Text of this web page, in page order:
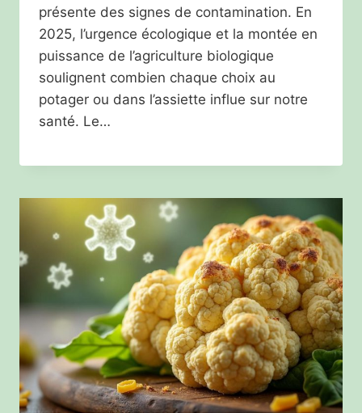
présente des signes de contamination. En
2025, l’urgence écologique et la montée en
puissance de l’agriculture biologique
soulignent combien chaque choix au
potager ou dans l’assiette influe sur notre
santé. Le…